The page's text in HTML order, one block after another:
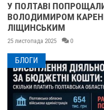
ПІСЛЯ ДВОХ
СУМСЬКЕ УЧИЛИЩЕ
25 листопада 2025
БЛОГИ